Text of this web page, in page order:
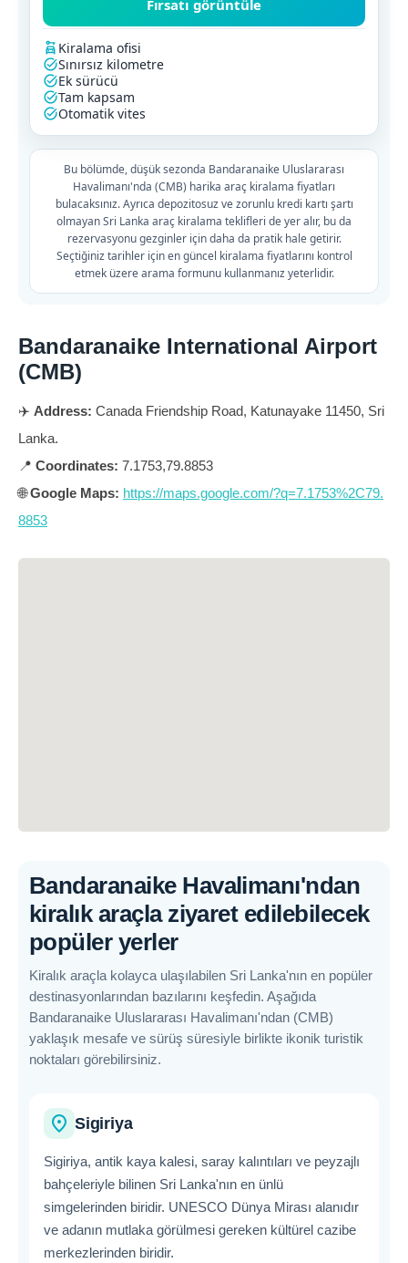
Fırsatı görüntüle
Kiralama ofisi
Sınırsız kilometre
Ek sürücü
Tam kapsam
Otomatik vites
Bu bölümde, düşük sezonda Bandaranaike Uluslararası
Havalimanı'nda (CMB) harika araç kiralama fiyatları
bulacaksınız. Ayrıca depozitosuz ve zorunlu kredi kartı şartı
olmayan Sri Lanka araç kiralama teklifleri de yer alır, bu da
rezervasyonu gezginler için daha da pratik hale getirir.
Seçtiğiniz tarihler için en güncel kiralama fiyatlarını kontrol
etmek üzere arama formunu kullanmanız yeterlidir.
Bandaranaike International Airport
(CMB)
✈️ Address: Canada Friendship Road, Katunayake 11450, Sri
Lanka.
📍 Coordinates: 7.1753,79.8853
🌐Google Maps: https://maps.google.com/?q=7.1753%2C79.
8853
Bandaranaike Havalimanı'ndan
kiralık araçla ziyaret edilebilecek
popüler yerler
Kiralık araçla kolayca ulaşılabilen Sri Lanka'nın en popüler
destinasyonlarından bazılarını keşfedin. Aşağıda
Bandaranaike Uluslararası Havalimanı'ndan (CMB)
yaklaşık mesafe ve sürüş süresiyle birlikte ikonik turistik
noktaları görebilirsiniz.
place Sigiriya
Sigiriya, antik kaya kalesi, saray kalıntıları ve peyzajlı
bahçeleriyle bilinen Sri Lanka'nın en ünlü
simgelerinden biridir. UNESCO Dünya Mirası alanıdır
ve adanın mutlaka görülmesi gereken kültürel cazibe
merkezlerinden biridir.